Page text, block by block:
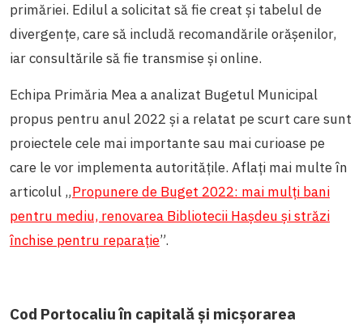
primăriei. Edilul a solicitat să fie creat și tabelul de
divergențe, care să includă recomandările orășenilor,
iar consultările să fie transmise și online.
Echipa Primăria Mea a analizat Bugetul Municipal
propus pentru anul 2022 și a relatat pe scurt care sunt
proiectele cele mai importante sau mai curioase pe
care le vor implementa autoritățile. Aflați mai multe în
articolul „Propunere de Buget 2022: mai mulți bani
pentru mediu, renovarea Bibliotecii Hașdeu și străzi
închise pentru reparație”.
Cod Portocaliu în capitală și micșorarea